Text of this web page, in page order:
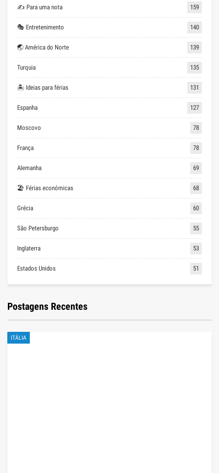
✍ Para uma nota 159
🎭 Entretenimento 140
🌏 América do Norte 139
Turquia 135
🏝 Ideias para férias 131
Espanha 127
Moscovo 78
França 78
Alemanha 69
🏖 Férias económicas 68
Grécia 60
São Petersburgo 55
Inglaterra 53
Estados Unidos 51
Postagens Recentes
ITÁLIA